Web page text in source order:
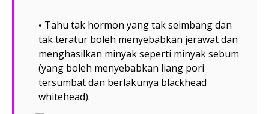
Tahu tak hormon yang tak seimbang dan
tak teratur boleh menyebabkan jerawat dan
menghasilkan minyak seperti minyak sebum
(yang boleh menyebabkan liang pori
tersumbat dan berlakunya blackhead
whitehead).